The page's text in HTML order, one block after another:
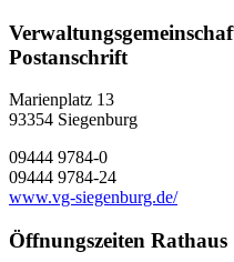
Postanschrift
Marienplatz 13
93354 Siegenburg
09444 9784-0
09444 9784-24
www.vg-siegenburg.de/
Öffnungszeiten Rathaus